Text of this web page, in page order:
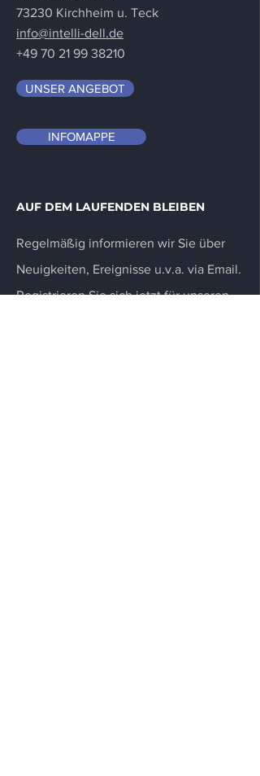
73230 Kirchheim u. Teck
info@intelli-dell.de
+49 70 21 99 38210
UNSER ANGEBOT
INFOMAPPE
AUF DEM LAUFENDEN BLEIBEN
Regelmäßig informieren wir Sie über
Neuigkeiten, Ereignisse u.v.a. via Email.
Registrieren Sie sich jetzt für unseren